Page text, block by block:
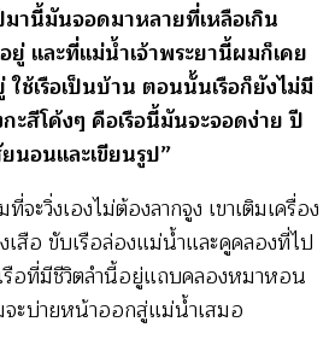
มานี้มันจอดมาหลายที่เหลือเกิน
และที่แม่น้ำเจ้าพระยานี้ผมก็เคย
ใช้เรือเป็นบ้าน ตอนนั้นเรือก็ยังไม่มี
ะสีโค้งๆ คือเรือนี้มันจะจอดง่าย ปี
นอนและเขียนรูป”
ะวิ่งเองไม่ต้องลากจูง เขาเติมเครื่อง
สือ ขับเรือล่องแม่น้ำและคูคลองที่ไป
อที่มีชีวิตลำนี้อยู่แถบคลองหมาหอน
ะบ่ายหน้าออกสู่แม่น้ำเสมอ